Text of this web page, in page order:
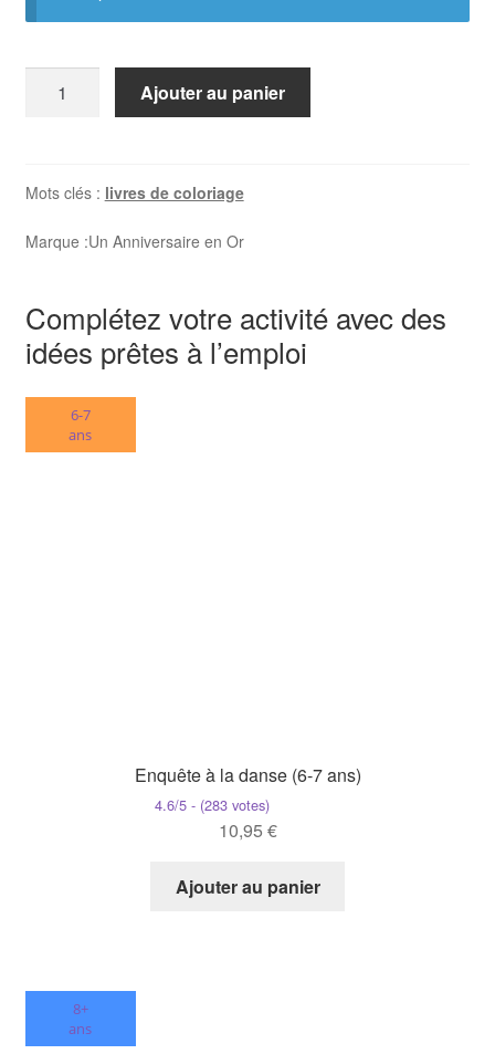
coloriages
Ajouter au panier
Mots clés : livres de coloriage
Marque :Un Anniversaire en Or
Complétez votre activité avec des
idées prêtes à l’emploi
6-7
ans
Enquête à la danse (6-7 ans)
4.6/5 - (283 votes)
10,95 €
Ajouter au panier
8+
ans